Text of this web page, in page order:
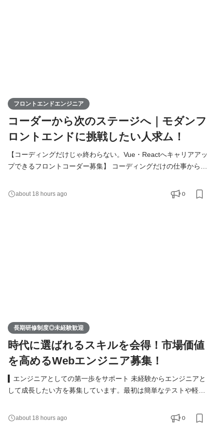
フロントエンドエンジニア
コーダーから次のステージへ｜モダンフ
ロントエンドに挑戦したい人求ム！
【コーディングだけじゃ終わらない。Vue・Reactへキャリアアッ
プできるフロントコーダー募集】 コーディングだけの仕事から、
関わりたい。 そんな気持ちがあるフロントコーダーの方へ。 私た
ちは現在、フロントエンドエンジニアへのキャリアアップを前提
about 18 hours ago 0
長期研修制度◎未経験歓迎
時代に選ばれるスキルを会得！市場価値
を高めるWebエンジニア募集！
▍エンジニアとしての第一歩をサポート 未経験からエンジニアと
して成長したい方を募集しています。最初は簡単なテストや軽い
身につけられる環境です。 具体的な仕事内容 ● Webアプリや業務
システムのテスト・実装 ● 必要に応じた設計書の作成 ● チームツ
about 18 hours ago 0